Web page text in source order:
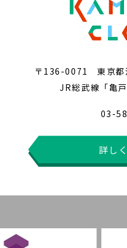
〒136-0071 東京都
JR総武線「亀
03-
詳し